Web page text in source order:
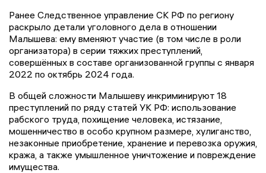
Ранее Следственное управление СК РФ по региону
раскрыло детали уголовного дела в отношении
Малышева: ему вменяют участие (в том числе в роли
организатора) в серии тяжких преступлений,
совершённых в составе организованной группы с января
2022 по октябрь 2024 года.
В общей сложности Малышеву инкриминируют 18
преступлений по ряду статей УК РФ: использование
рабского труда, похищение человека, истязание,
мошенничество в особо крупном размере, хулиганство,
незаконные приобретение, хранение и перевозка оружия,
кража, а также умышленное уничтожение и повреждение
имущества.